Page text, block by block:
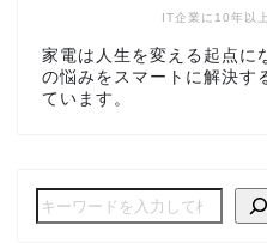
IT企業に10年以
家電は人生を変える起点に
の悩みをスマートに解決す
ています。